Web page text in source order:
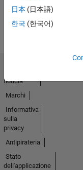
日本 (日本語)
한국 (한국어)
fiducia
Marchi
Informativa
sulla
privacy
Antipirateria
Stato
dell'applicazione